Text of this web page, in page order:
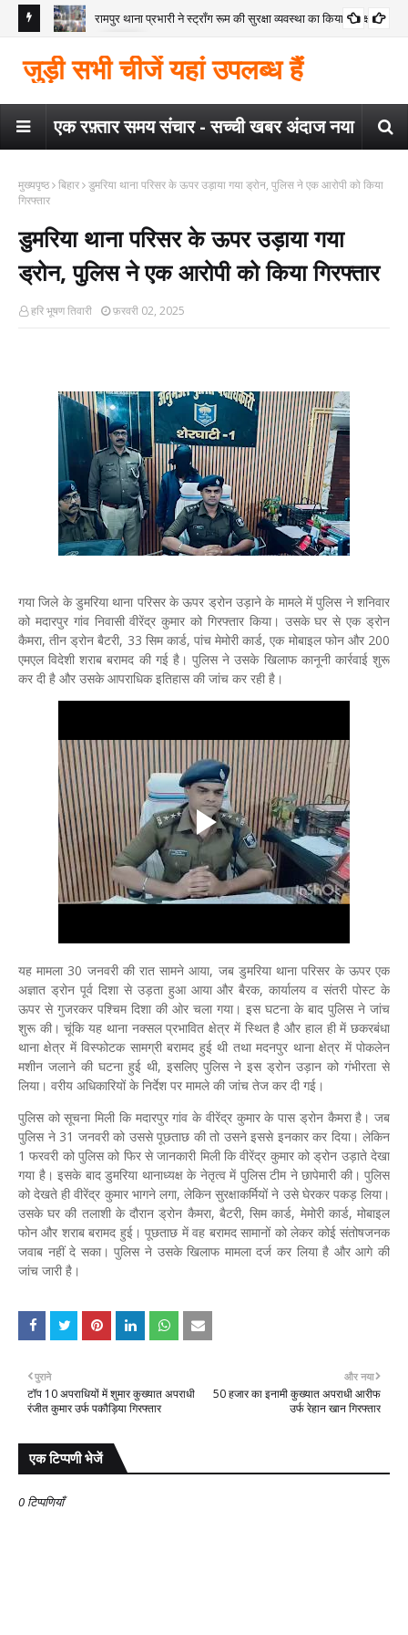
कोंच रामपुर थाना प्रभारी ने स्ट्रॉंग रूम की सुरक्षा व्यवस्था का किया निरीक्षण
सभी चीजें यहां उपलब्ध हैं
एक रफ़्तार समय संचार - सच्ची खबर अंदाज नया
मुख्यपृष्ठ बिहार डुमरिया थाना परिसर के ऊपर उड़ाया गया ड्रोन, पुलिस ने एक आरोपी को किया
गिरफ्तार
डुमरिया थाना परिसर के ऊपर उड़ाया गया
ड्रोन, पुलिस ने एक आरोपी को किया गिरफ्तार
हरि भूषण तिवारी फ़रवरी 02, 2025
गया जिले के डुमरिया थाना परिसर के ऊपर ड्रोन उड़ाने के मामले में पुलिस ने शनिवार
को मदारपुर गांव निवासी वीरेंद्र कुमार को गिरफ्तार किया। उसके घर से एक ड्रोन
कैमरा, तीन ड्रोन बैटरी, 33 सिम कार्ड, पांच मेमोरी कार्ड, एक मोबाइल फोन और 200
एमएल विदेशी शराब बरामद की गई है। पुलिस ने उसके खिलाफ कानूनी कार्रवाई शुरू
कर दी है और उसके आपराधिक इतिहास की जांच कर रही है।
यह मामला 30 जनवरी की रात सामने आया, जब डुमरिया थाना परिसर के ऊपर एक
अज्ञात ड्रोन पूर्व दिशा से उड़ता हुआ आया और बैरक, कार्यालय व संतरी पोस्ट के
ऊपर से गुजरकर पश्चिम दिशा की ओर चला गया। इस घटना के बाद पुलिस ने जांच
शुरू की। चूंकि यह थाना नक्सल प्रभावित क्षेत्र में स्थित है और हाल ही में छकरबंधा
थाना क्षेत्र में विस्फोटक सामग्री बरामद हुई थी तथा मदनपुर थाना क्षेत्र में पोकलेन
मशीन जलाने की घटना हुई थी, इसलिए पुलिस ने इस ड्रोन उड़ान को गंभीरता से
लिया। वरीय अधिकारियों के निर्देश पर मामले की जांच तेज कर दी गई।
पुलिस को सूचना मिली कि मदारपुर गांव के वीरेंद्र कुमार के पास ड्रोन कैमरा है। जब
पुलिस ने 31 जनवरी को उससे पूछताछ की तो उसने इससे इनकार कर दिया। लेकिन
1 फरवरी को पुलिस को फिर से जानकारी मिली कि वीरेंद्र कुमार को ड्रोन उड़ाते देखा
गया है। इसके बाद डुमरिया थानाध्यक्ष के नेतृत्व में पुलिस टीम ने छापेमारी की। पुलिस
को देखते ही वीरेंद्र कुमार भागने लगा, लेकिन सुरक्षाकर्मियों ने उसे घेरकर पकड़ लिया।
उसके घर की तलाशी के दौरान ड्रोन कैमरा, बैटरी, सिम कार्ड, मेमोरी कार्ड, मोबाइल
फोन और शराब बरामद हुई। पूछताछ में वह बरामद सामानों को लेकर कोई संतोषजनक
जवाब नहीं दे सका। पुलिस ने उसके खिलाफ मामला दर्ज कर लिया है और आगे की
जांच जारी है।
और नया
50 हजार का इनामी कुख्यात अपराधी आरीफ
उर्फ रेहान खान गिरफ्तार
पुराने
टॉप 10 अपराधियों में शुमार कुख्यात अपराधी
रंजीत कुमार उर्फ पकौड़िया गिरफ्तार
एक टिप्पणी भेजें
0 टिप्पणियाँ